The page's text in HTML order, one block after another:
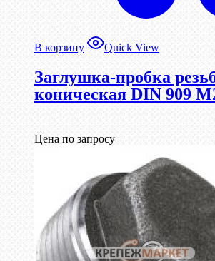
В корзину Quick View
Заглушка-пробка
коническая DIN 909
Цена по запросу